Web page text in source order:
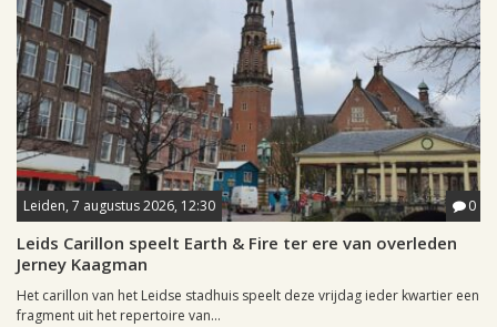
Leiden, 7 augustus 2026, 12:30 0
Leids Carillon speelt Earth & Fire ter ere van overleden
Jerney Kaagman
Het carillon van het Leidse stadhuis speelt deze vrijdag ieder kwartier een
fragment uit het repertoire van...